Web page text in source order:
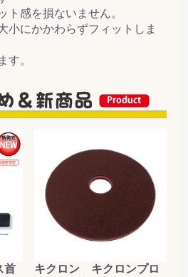
ト感を損ないません。
小にかかわらずフィットしま
す。
首
キクロン キクロンプロ